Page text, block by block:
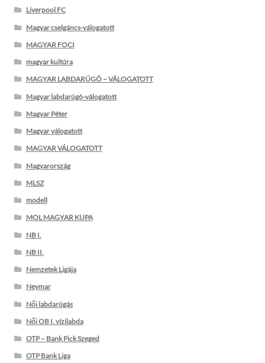
Liverpool FC
Magyar cselgáncs-válogatott
MAGYAR FOCI
magyar kultúra
MAGYAR LABDARÚGÓ – VÁLOGATOTT
Magyar labdarúgó-válogatott
Magyar Péter
Magyar válogatott
MAGYAR VÁLOGATOTT
Magyarország
MLSZ
modell
MOL MAGYAR KUPA
NB I.
NB II.
Nemzetek Ligája
Neymar
Női labdarúgás
Női OB I. vízilabda
OTP – Bank Pick Szeged
OTP Bank Liga